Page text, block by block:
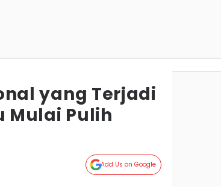
yang Terjadi
Mulai Pulih
Add Us on Google